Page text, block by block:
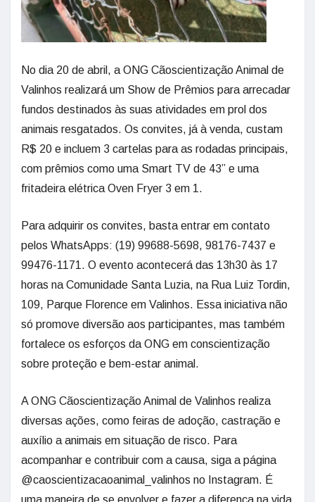
No dia 20 de abril, a ONG Cãoscientização Animal de
Valinhos realizará um Show de Prêmios para arrecadar
fundos destinados às suas atividades em prol dos
animais resgatados. Os convites, já à venda, custam
R$ 20 e incluem 3 cartelas para as rodadas principais,
com prêmios como uma Smart TV de 43” e uma
fritadeira elétrica Oven Fryer 3 em 1.
Para adquirir os convites, basta entrar em contato
pelos WhatsApps: (19) 99688-5698, 98176-7437 e
99476-1171. O evento acontecerá das 13h30 às 17
horas na Comunidade Santa Luzia, na Rua Luiz Tordin,
109, Parque Florence em Valinhos. Essa iniciativa não
só promove diversão aos participantes, mas também
fortalece os esforços da ONG em conscientização
sobre proteção e bem-estar animal.
A ONG Cãoscientização Animal de Valinhos realiza
diversas ações, como feiras de adoção, castração e
auxílio a animais em situação de risco. Para
acompanhar e contribuir com a causa, siga a página
@caoscientizacaoanimal_valinhos no Instagram. É